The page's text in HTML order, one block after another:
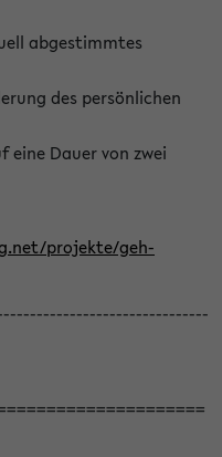
abgestimmtes
des persönlichen
eine Dauer von zwei
projekte/geh-